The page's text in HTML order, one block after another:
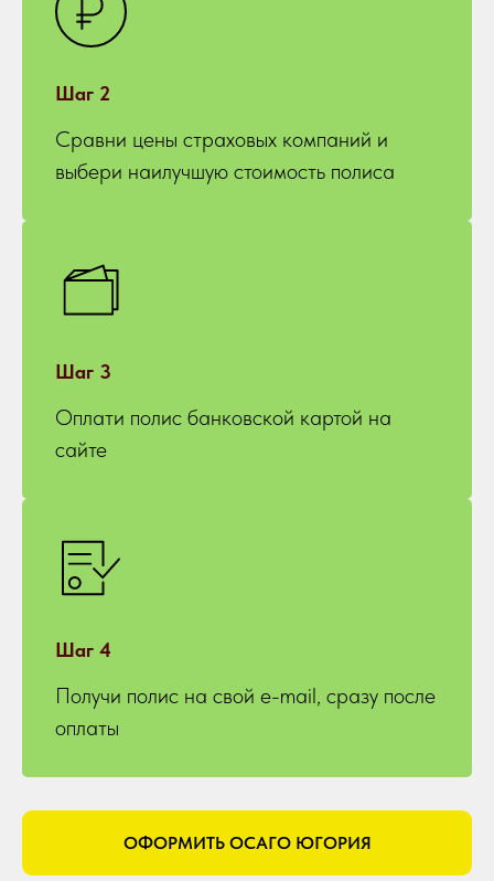
Шаг 2
Сравни цены страховых компаний и
выбери наилучшую стоимость полиса
Шаг 3
Оплати полис банковской картой на
сайте
Шаг 4
Получи полис на свой e-mail, сразу после
оплаты
ОФОРМИТЬ ОСАГО ЮГОРИЯ